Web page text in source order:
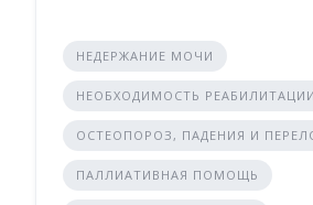
НЕДЕРЖАНИЕ МОЧИ
НЕОБХОДИМОСТЬ РЕАБИЛИТАЦИИ
ОСТЕОПОРОЗ, ПАДЕНИЯ И
ПАЛЛИАТИВНАЯ ПОМОЩЬ